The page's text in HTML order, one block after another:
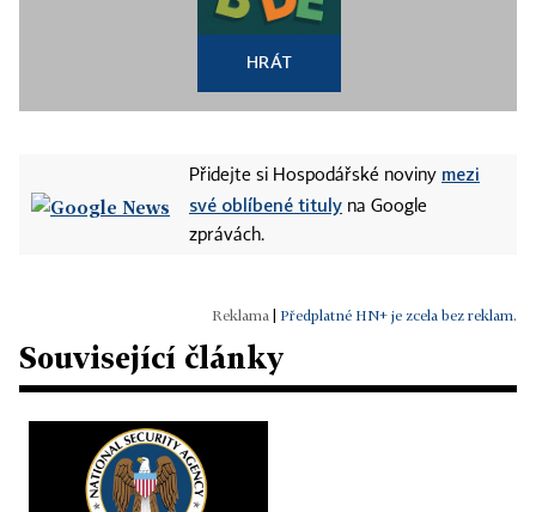
HRÁT
Přidejte si Hospodářské noviny mezi
své oblíbené tituly na Google
zprávách.
Předplatné HN+ je zcela bez reklam.
Související články